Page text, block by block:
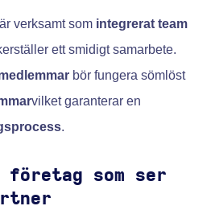
verksamt som integrerat team
ett smidigt samarbete.
bör fungera sömlöst
vilket garanterar en
.
som ser